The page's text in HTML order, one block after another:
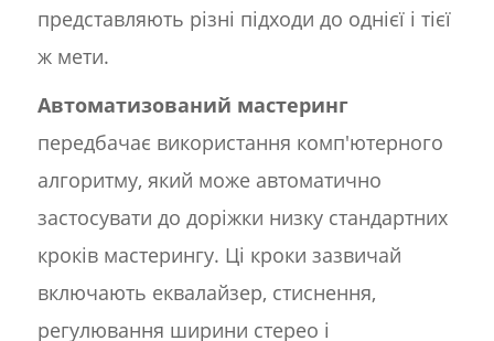
представляють різні підходи до однієї і тієї
ж мети.
Автоматизований мастеринг
передбачає використання комп'ютерного
алгоритму, який може автоматично
застосувати до доріжки низку стандартних
кроків мастерингу. Ці кроки зазвичай
включають еквалайзер, стиснення,
регулювання ширини стерео і